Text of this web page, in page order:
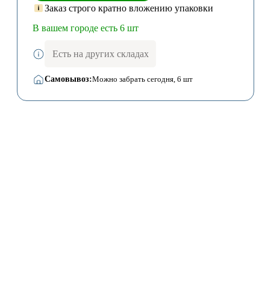
Заказ строго кратно вложению упаковки
В вашем городе есть 6 шт
Есть на других складах
Самовывоз:Можно забрать сегодня, 6 шт